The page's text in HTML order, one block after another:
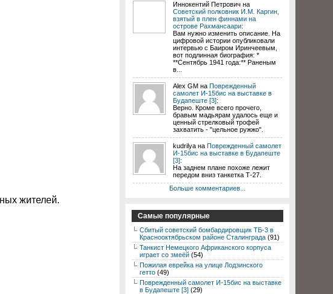
жителей.
Иннокентий Петрович на
Советский полковник И.М. Каргин,
взятый в плен финнами на
острове Рахмансаари:
Вам нужно изменить описание. На
цифровой истории опубликовали
интервью с Баиром Иринчеевым,
вот подлинная биография: *
**Сентябрь 1941 года:** Раненым
в...
Alex GM на Поврежденный
самолет И-15бис на выставке в
Будапеште [3]:
Верно. Кроме всего прочего,
бравым мадьярам удалось еще и
ценный стрелковый трофей
захватить - "цельное ружжо".
kudrilya на Поврежденный самолет
И-15бис на выставке в Будапеште
[3]:
На заднем плане похоже лежит
передом вниз танкетка Т-27.
Больше комментариев...
Самые популярные
Сбитый советский бомбардировщик ТБ-3 в
Краснооктябрьском районе Сталинграда (91)
Танкист Немецкого Африканского корпуса
играет со змеёй (54)
Пожилая еврейка на улице Лодзинского
гетто (49)
Поврежденный самолет И-15бис на выставке
в Будапеште [3] (29)